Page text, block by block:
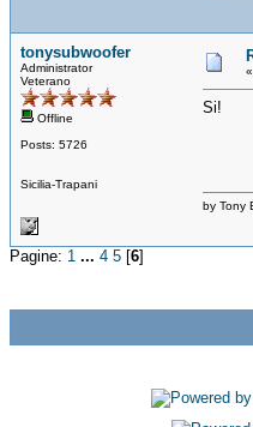
tonysubwoofer
Administrator
Veterano
Offline
Posts: 5726
Sicilia-Trapani
«
Si!
by Tony
Pagine: 1 ... 4 5 [6]